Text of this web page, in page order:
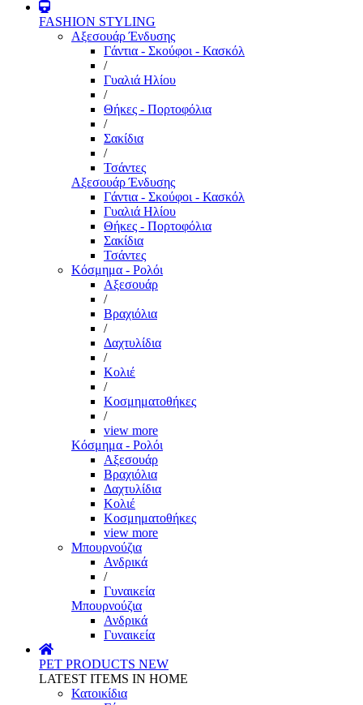
FASHION STYLING
Αξεσουάρ Ένδυσης
Γάντια - Σκούφοι - Κασκόλ
/
Γυαλιά Ηλίου
/
Θήκες - Πορτοφόλια
/
Σακίδια
/
Τσάντες
Αξεσουάρ Ένδυσης
Γάντια - Σκούφοι - Κασκόλ
Γυαλιά Ηλίου
Θήκες - Πορτοφόλια
Σακίδια
Τσάντες
Κόσμημα - Ρολόι
Αξεσουάρ
/
Βραχιόλια
/
Δαχτυλίδια
/
Κολιέ
/
Κοσμηματοθήκες
/
view more
Κόσμημα - Ρολόι
Αξεσουάρ
Βραχιόλια
Δαχτυλίδια
Κολιέ
Κοσμηματοθήκες
view more
Μπουρνούζια
Ανδρικά
/
Γυναικεία
Μπουρνούζια
Ανδρικά
Γυναικεία
PET PRODUCTS NEW
LATEST ITEMS IN HOME
Κατοικίδια